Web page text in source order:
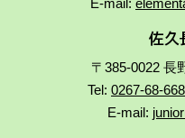
E-mail:
佐久
〒385-0022 長
Tel: 0267-68-
E-mail: